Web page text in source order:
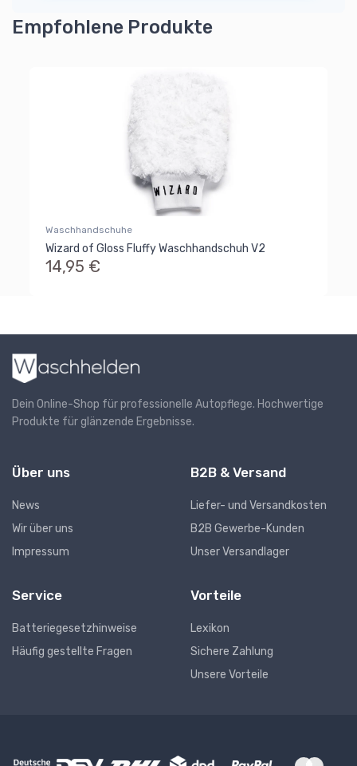
Empfohlene Produkte
Waschhandschuhe
Wizard of Gloss Fluffy Waschhandschuh V2
14,95 €
Dein Online-Shop für professionelle Autopflege. Hochwertige
Produkte für glänzende Ergebnisse.
Über uns
News
Wir über uns
Impressum
B2B & Versand
Liefer- und Versandkosten
B2B Gewerbe-Kunden
Unser Versandlager
Service
Batteriegesetzhinweise
Häufig gestellte Fragen
Vorteile
Lexikon
Sichere Zahlung
Unsere Vorteile